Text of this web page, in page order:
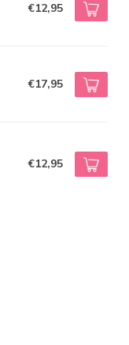
€12,95
€17,95
€12,95